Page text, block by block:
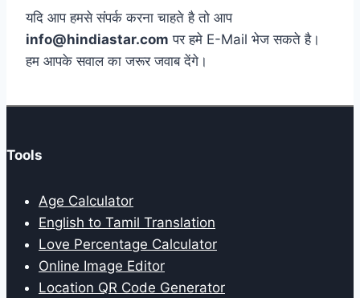
यदि आप हमसे संपर्क करना चाहते है तो आप
info@hindiastar.com पर हमे E-Mail भेज सकते है।
हम आपके सवाल का जरूर जवाब देंगे।
Tools
Age Calculator
English to Tamil Translation
Love Percentage Calculator
Online Image Editor
Location QR Code Generator